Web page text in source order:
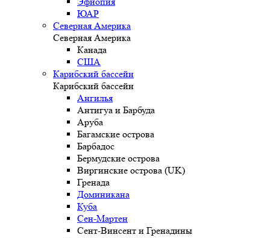
ЮАР
Северная Америка
Северная Америка
Канада
США
Карибский бассейн
Карибский бассейн
Ангилья
Антигуа и Барбуда
Аруба
Багамские острова
Барбадос
Бермудские острова
Виргинские острова (UK)
Гренада
Доминикана
Куба
Сен-Мартен
Сент-Винсент и Гренадины